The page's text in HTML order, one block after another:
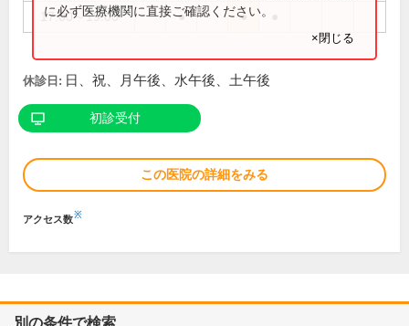
17:00～19:00 ● ●
に必ず医療機関に直接ご確認ください。
×閉じる
休診日: 日、祝、月午後、水午後、土午後
初診受付
この医院の詳細をみる
アクセス数※